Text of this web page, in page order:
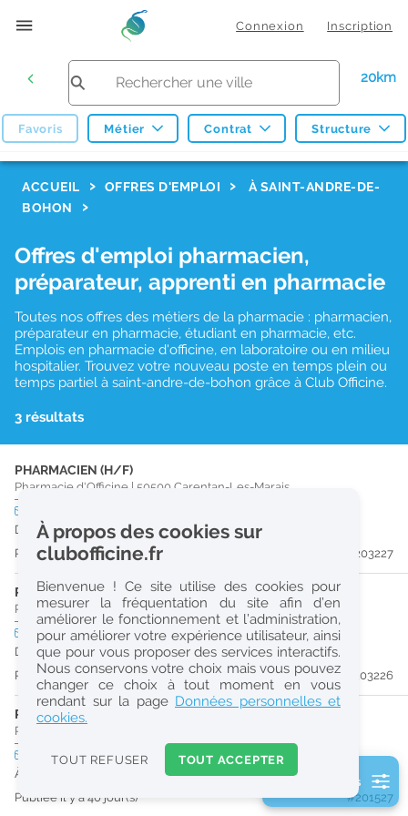
Connexion Inscription
20km
Favoris Métier Contrat Structure
Réinitialiser
2
0
k
Consulter les offres de la France d'outre-mer
ACCUEIL OFFRES D'EMPLOI
À SAINT-ANDRE-DE-
BOHON
Offres d'emploi pharmacien,
préparateur, apprenti en pharmacie
Toutes nos offres des métiers de la pharmacie : pharmacien,
préparateur en pharmacie, étudiant en pharmacie, etc.
Emplois en pharmacie d'officine, en laboratoire ou en milieu
hospitalier. Trouvez votre nouveau poste en temps plein ou
temps partiel à saint-andre-de-bohon grâce à Club Officine.
3 résultats
PHARMACIEN (H/F)
Pharmacie d'Officine | 50500 Carentan-Les-Marais
Dès que possible
Publiée il y a 16 jour(s)
#203227
PRÉPARATEUR EN PHARMACIE (H/F)
Pharmacie d'Officine|50500Carentan-Les-Marais
CDI temps plein
Dès que possible
Publiée il y a 16 jour(s)
#203226
PHARMACIEN (H/F)
Pharmacie d'Officine
CDItemps partiel
À partir du 30/10/26
Publiée il y a 40 jour(s)
#201527
2 filtre(s) actifs
À propos des cookies sur
clubofficine.fr
Bienvenue ! Ce site utilise des cookies pour
mesurer la fréquentation du site afin d’en
améliorer le fonctionnement et l’administration,
pour améliorer votre expérience utilisateur, ainsi
que pour vous proposer des services interactifs.
Nous conservons votre choix mais vous pouvez
changer ce choix à tout moment en vous
rendant sur la page Données personnelles et
cookies.
TOUT REFUSER TOUT ACCEPTER